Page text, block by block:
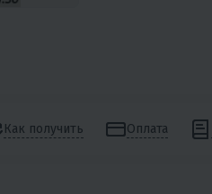
Как получить Оплата